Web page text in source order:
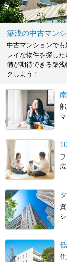
築浅の中古マン
中古マンションで
レイな物件を探し
備が期待できる築浅
クしよう！